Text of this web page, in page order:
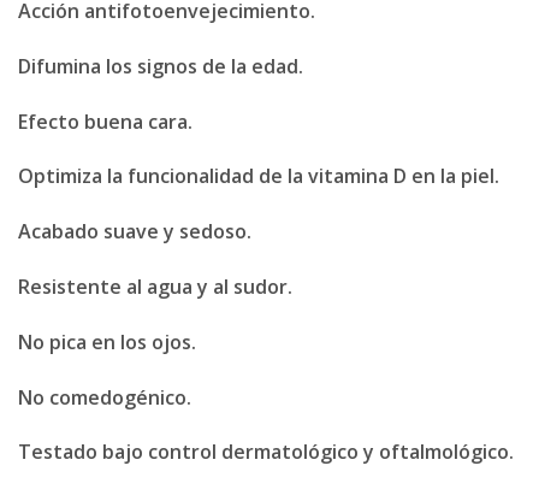
Acción antifotoenvejecimiento.
Difumina los signos de la edad.
Efecto buena cara.
Optimiza la funcionalidad de la vitamina D en la piel.
Acabado suave y sedoso.
Resistente al agua y al sudor.
No pica en los ojos.
No comedogénico.
Testado bajo control dermatológico y oftalmológico.